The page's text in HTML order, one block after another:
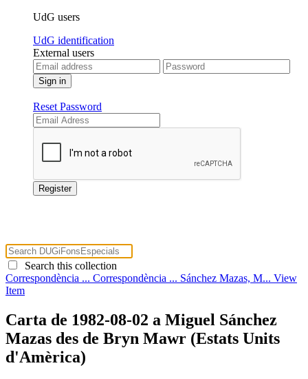
UdG users
UdG identification
External users
Reset Password
Search this collection
Correspondència ... Correspondència ... Sánchez Mazas, M... View
Item
Carta de 1982-08-02 a Miguel Sánchez
Mazas des de Bryn Mawr (Estats Units
d'Amèrica)